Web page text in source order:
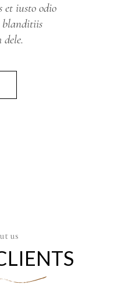
et iusto odio
blanditiis
us